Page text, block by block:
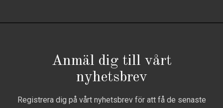
Anmäl dig till vårt
nyhetsbrev
Registrera dig på vårt nyhetsbrev för att få de senaste